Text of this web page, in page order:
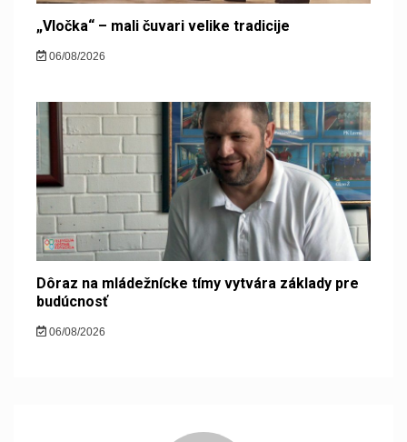
„Vločka“ – mali čuvari velike tradicije
06/08/2026
Dôraz na mládežnícke tímy vytvára základy pre
budúcnosť
06/08/2026